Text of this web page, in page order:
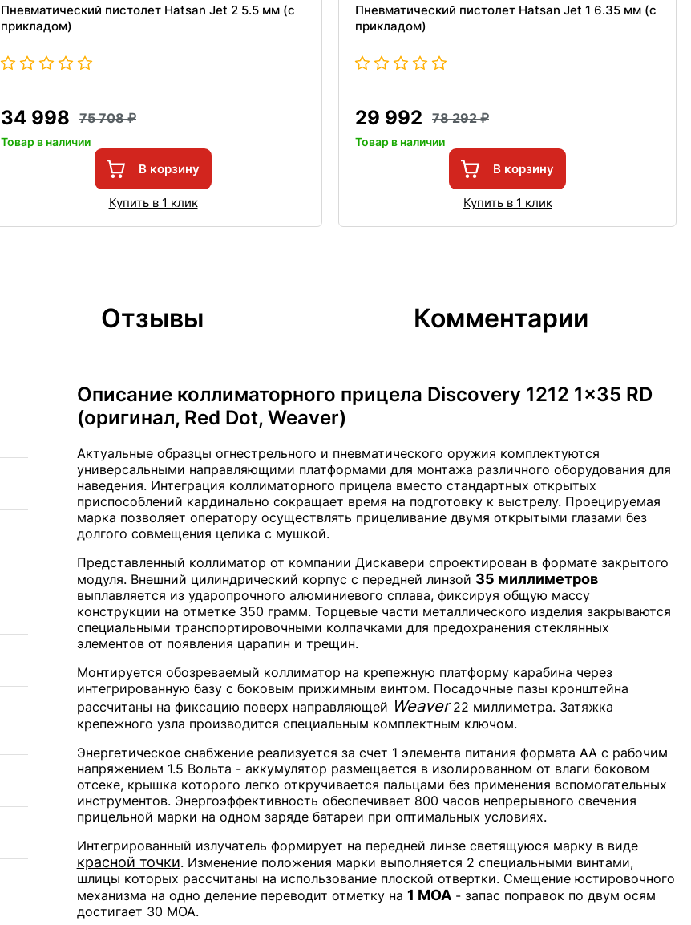
Пневматический пистолет Hatsan Jet 2 5.5 мм (с
прикладом)
34 998 75 708
Товар в наличии
В корзину
Купить в 1 клик
Пневматический пистолет Hatsan Jet 1 6.35 мм (с
прикладом)
29 992 78 292
Товар в наличии
В корзину
Купить в 1 клик
Отзывы Комментарии
Описание коллиматорного прицела Discovery 1212 1x35 RD
(оригинал, Red Dot, Weaver)
Актуальные образцы огнестрельного и пневматического оружия комплектуются
универсальными направляющими платформами для монтажа различного оборудования для
наведения. Интеграция коллиматорного прицела вместо стандартных открытых
приспособлений кардинально сокращает время на подготовку к выстрелу. Проецируемая
марка позволяет оператору осуществлять прицеливание двумя открытыми глазами без
долгого совмещения целика с мушкой.
Представленный коллиматор от компании Дискавери спроектирован в формате закрытого
модуля. Внешний цилиндрический корпус с передней линзой 35 миллиметров
выплавляется из ударопрочного алюминиевого сплава, фиксируя общую массу
конструкции на отметке 350 грамм. Торцевые части металлического изделия закрываются
специальными транспортировочными колпачками для предохранения стеклянных
элементов от появления царапин и трещин.
Монтируется обозреваемый коллиматор на крепежную платформу карабина через
интегрированную базу с боковым прижимным винтом. Посадочные пазы кронштейна
рассчитаны на фиксацию поверх направляющей Weaver22 миллиметра. Затяжка
крепежного узла производится специальным комплектным ключом.
Энергетическое снабжение реализуется за счет 1 элемента питания формата АА с рабочим
напряжением 1.5 Вольта - аккумулятор размещается в изолированном от влаги боковом
отсеке, крышка которого легко откручивается пальцами без применения вспомогательных
инструментов. Энергоэффективность обеспечивает 800 часов непрерывного свечения
прицельной марки на одном заряде батареи при оптимальных условиях.
Интегрированный излучатель формирует на передней линзе светящуюся марку в виде
красной точки. Изменение положения марки выполняется 2 специальными винтами,
шлицы которых рассчитаны на использование плоской отвертки. Смещение юстировочного
механизма на одно деление переводит отметку на 1 МОА- запас поправок по двум осям
достигает 30 МОА.